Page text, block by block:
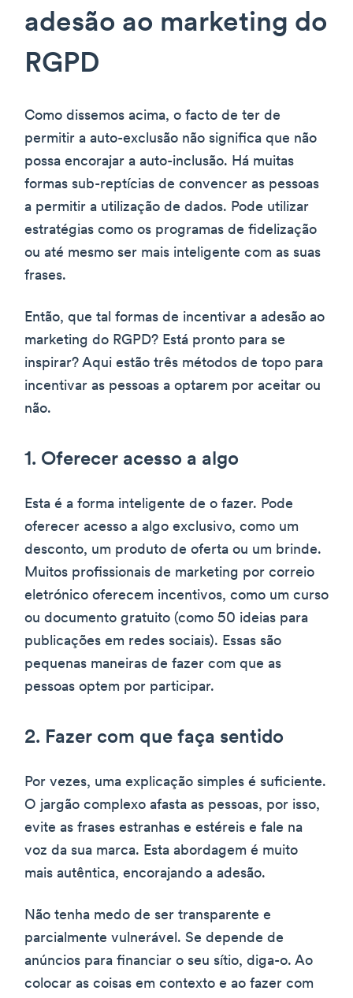
adesão ao marketing do
RGPD
Como dissemos acima, o facto de ter de
permitir a auto-exclusão não significa que não
possa encorajar a auto-inclusão. Há muitas
formas sub-reptícias de convencer as pessoas
a permitir a utilização de dados. Pode utilizar
estratégias como os programas de fidelização
ou até mesmo ser mais inteligente com as suas
frases.
Então, que tal formas de incentivar a adesão ao
marketing do RGPD? Está pronto para se
inspirar? Aqui estão três métodos de topo para
incentivar as pessoas a optarem por aceitar ou
não.
1. Oferecer acesso a algo
Esta é a forma inteligente de o fazer. Pode
oferecer acesso a algo exclusivo, como um
desconto, um produto de oferta ou um brinde.
Muitos profissionais de marketing por correio
eletrónico oferecem incentivos, como um curso
ou documento gratuito (como 50 ideias para
publicações em redes sociais). Essas são
pequenas maneiras de fazer com que as
pessoas optem por participar.
2. Fazer com que faça sentido
Por vezes, uma explicação simples é suficiente.
O jargão complexo afasta as pessoas, por isso,
evite as frases estranhas e estéreis e fale na
voz da sua marca. Esta abordagem é muito
mais autêntica, encorajando a adesão.
Não tenha medo de ser transparente e
parcialmente vulnerável. Se depende de
anúncios para financiar o seu sítio, diga-o. Ao
colocar as coisas em contexto e ao fazer com